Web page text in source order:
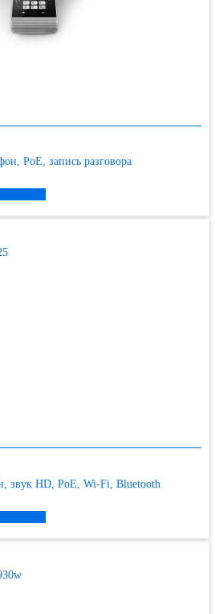
PoE, запись разговора
звук HD, PoE, Wi-Fi, Bluetooth